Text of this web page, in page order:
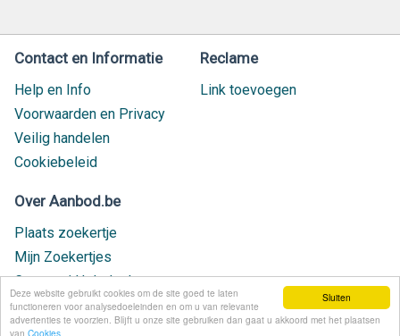
Sluiten
Deze website gebruikt cookies om de site goed te laten
functioneren voor analysedoeleinden en om u van relevante
advertenties te voorzien. Blijft u onze site gebruiken dan gaat u akkoord met het plaatsen
van Cookies
Contact en Informatie
Help en Info
Voorwaarden en Privacy
Veilig handelen
Cookiebeleid
Reclame
Link toevoegen
Over Aanbod.be
Plaats zoekertje
Mijn Zoekertjes
Contact / Helpdesk
Nieuw geplaatst